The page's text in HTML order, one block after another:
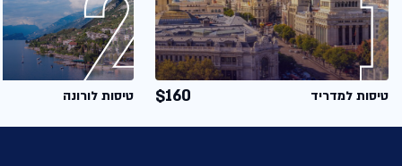
טיסות למדריד $160 טיסות לורונה